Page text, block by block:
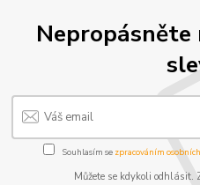
Nepropásněte
Souhlasím se zpracováním
Můžete se kdykoli